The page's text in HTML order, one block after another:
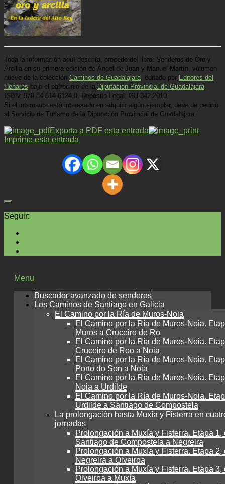
Toda la información aquí descrita, procede del libro: Senderos de Oro y
Arcilla en su primera edición de Ángel de Juan y Manuel Martín, volumen
nueve de la colección Caminos de Guadalajara , editado por Editores del
Henares bajo el patrocinio de la Diputación Provincial de Guadalajara
ISBN: 978-84-614-6124-0. Depósito Legal: GU-342-2010.
Si el internauta está interesado en adquirir algún ejemplar, debe de pedirlo
al Servicio de Turismo de la Diputación Provincial de Guadalajara.
Exporta a PDF esta entrada
Imprime esta entrada
Seguir:
Menu
Buscador avanzado de senderos
Los Caminos de Santiago en Galicia
El Camino por la Ría de Muros-Noia
El Camino por la Ría de Muros-Noia.
Muros a Cruceiro de Ro
El Camino por la Ría de Muros-Noia.
Cruceiro de Roo a Noia
El Camino por la Ría de Muros-Noia.
Porto do Son a Noia
El Camino por la Ría de Muros-Noia.
Noia a Urdilde
El Camino por la Ría de Muros-Noia.
Urdilde a Santiago de Compostela
La prolongación hasta Muxía y Fisterra en
jornadas
Prolongación a Muxía y Fisterra. Etapa 1,
Santiago de Compostela a Negreira
Prolongación a Muxía y Fisterra. Etapa 2,
Negreira a Olveiroa
Prolongación a Muxía y Fisterra. Etapa 3,
Olveiroa a Muxía